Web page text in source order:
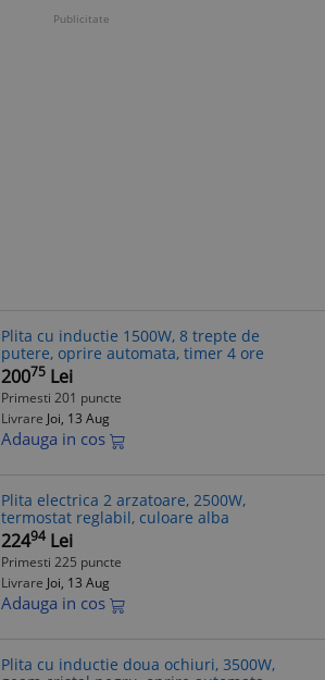
Publicitate
Plita cu inductie 1500W, 8 trepte de
putere, oprire automata, timer 4 ore
20075 Lei
Primesti 201 puncte
Livrare Joi, 13 Aug
Adauga in cos
Plita electrica 2 arzatoare, 2500W,
termostat reglabil, culoare alba
22494 Lei
Primesti 225 puncte
Livrare Joi, 13 Aug
Adauga in cos
Plita cu inductie doua ochiuri, 3500W,